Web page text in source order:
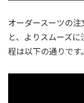
オーダースーツの
と、よりスムーズ
程は以下の通りです。